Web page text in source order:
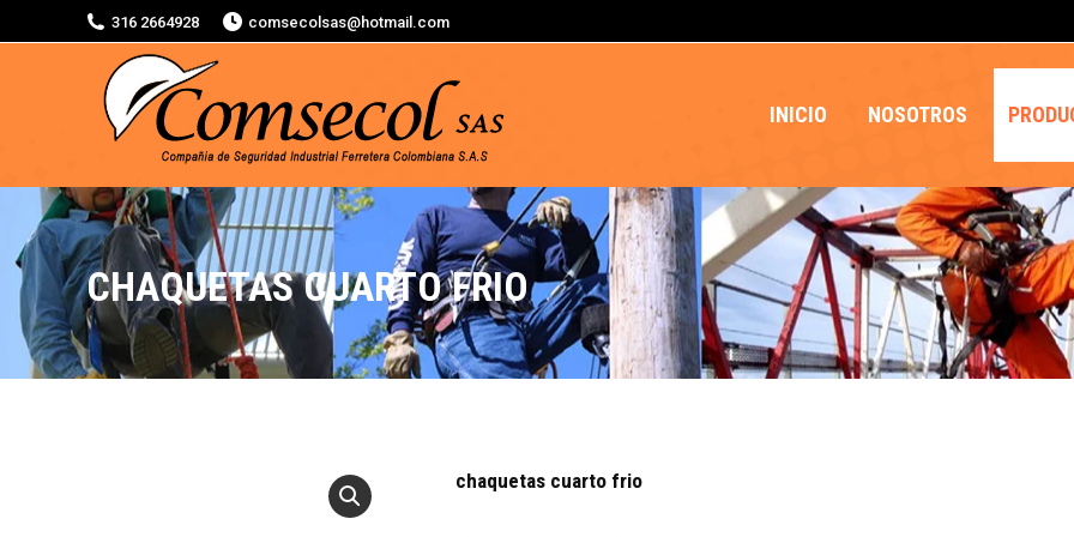
316 2664928 comsecolsas@hotmail.com
INICIO NOSOTROS
CHAQUETAS CUARTO FRIO
chaquetas cuarto frio